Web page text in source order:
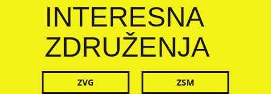
INTERESNA
ZDRUŽENJA
ZVG ZSM